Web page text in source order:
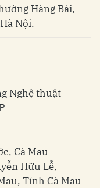
Hàng Bài,
Nội.
Nghệ thuật
Cà Mau
Hữu Lễ,
Tỉnh Cà Mau